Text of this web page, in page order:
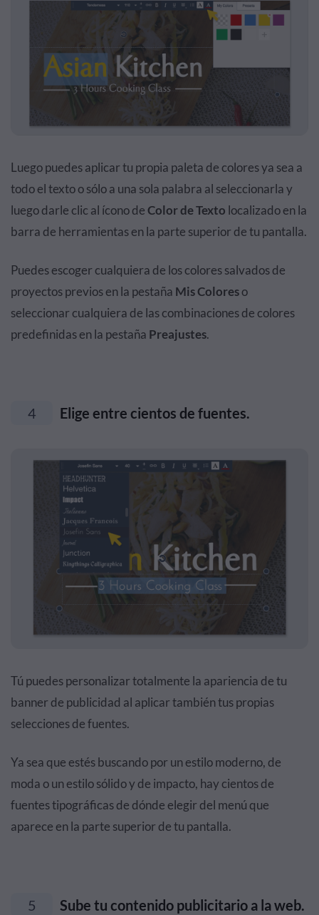
Luego puedes aplicar tu propia paleta de colores ya sea a
todo el texto o sólo a una sola palabra al seleccionarla y
luego darle clic al ícono deColor de Texto localizado en la
barra de herramientas en la parte superior de tu pantalla.
Puedes escoger cualquiera de los colores salvados de
proyectos previos en la pestaña Mis Coloreso
seleccionar cualquiera de las combinaciones de colores
predefinidas en la pestaña Preajustes.
4 Elige entre cientos de fuentes.
Tú puedes personalizar totalmente la apariencia de tu
banner de publicidad al aplicar también tus propias
selecciones de fuentes.
Ya sea que estés buscando por un estilo moderno, de
moda o un estilo sólido y de impacto, hay cientos de
fuentes tipográficas de dónde elegir del menú que
aparece en la parte superior de tu pantalla.
5 Sube tu contenido publicitario a la web.